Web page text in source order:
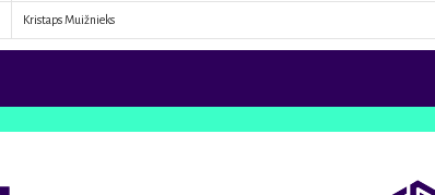
Kristaps Muižnieks